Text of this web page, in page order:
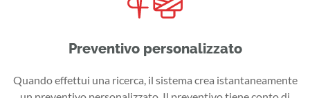
Preventivo personalizzato
Quando effettui una ricerca, il sistema crea istantaneamente